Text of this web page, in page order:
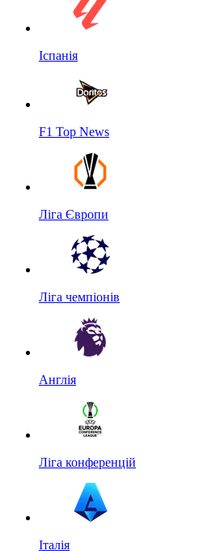
Іспанія
F1 Top News
Ліга Європи
Ліга чемпіонів
Англія
Ліга конференцій
Італія